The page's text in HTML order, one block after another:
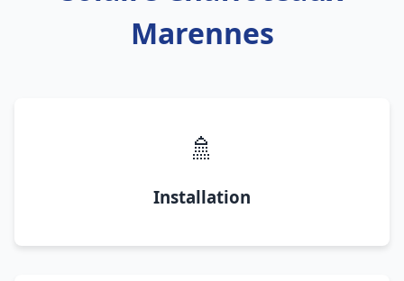
Marennes
🚿
Installation